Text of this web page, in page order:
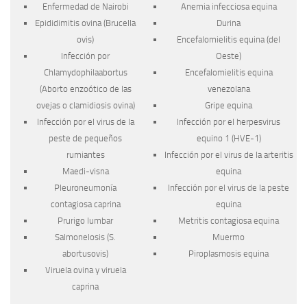
Enfermedad de Nairobi
Epididimitis ovina (Brucella
ovis)
Infección por
Chlamydophilaabortus
(Aborto enzoótico de las
ovejas o clamidiosis ovina)
Infección por el virus de la
peste de pequeños
rumiantes
Maedi-visna
Pleuroneumonía
contagiosa caprina
Prurigo lumbar
Salmonelosis (S.
abortusovis)
Viruela ovina y viruela
caprina
Anemia infecciosa equina
Durina
Encefalomielitis equina (del
Oeste)
Encefalomielitis equina
venezolana
Gripe equina
Infección por el herpesvirus
equino 1 (HVE-1)
Infección por el virus de la arteritis
equina
Infección por el virus de la peste
equina
Metritis contagiosa equina
Muermo
Piroplasmosis equina